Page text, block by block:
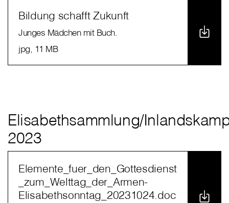
Bildung schafft Zukunft
Junges Mädchen mit Buch.
jpg, 11 MB
Elisabethsammlung/
2023
Elemente_fuer_den_Gottesdienst
_zum_Welttag_der_Armen-
Elisabethsonntag_20231024.doc